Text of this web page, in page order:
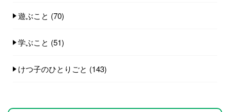
遊ぶこと (70)
学ぶこと (51)
けつ子のひとりごと (143)